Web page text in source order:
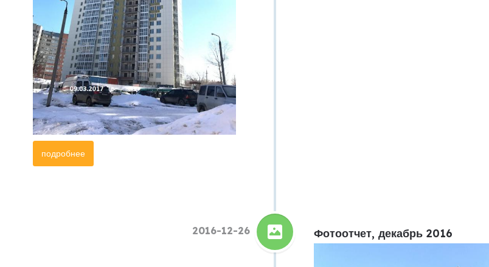
подробнее
Фотоотчет, декабрь 2016
2016-12-26